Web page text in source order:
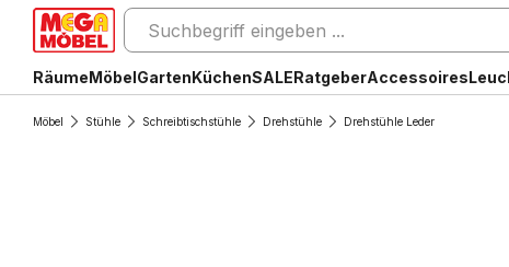
RäumeMöbelGartenKüchenSALERatgeberAccessoires
Möbel Stühle Schreibtischstühle Drehstühle Drehstühle Leder